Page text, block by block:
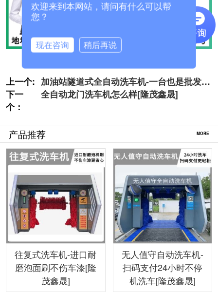
上一个: 加油站隧道式全自动洗车机-一台也是批发价
[隆茂鑫晟]
下一
个：
全自动龙门洗车机怎么样[隆茂鑫晟]
产品推荐 MORE
往复式洗车机-进口耐
磨泡面刷不伤车漆[隆
茂鑫晟]
无人值守自动洗车机-
扫码支付24小时不停
机洗车[隆茂鑫晟]
欢迎来到本网站，请问有什么可以帮
您？
现在咨询 稍后再说